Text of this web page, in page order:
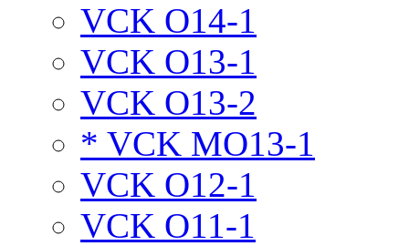
VCK O14-1
VCK O13-1
VCK O13-2
* VCK MO13-1
VCK O12-1
VCK O11-1